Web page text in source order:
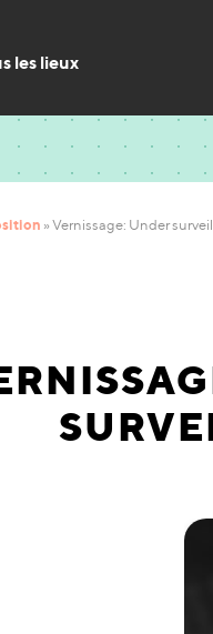
les lieux
» Vernissage: Under